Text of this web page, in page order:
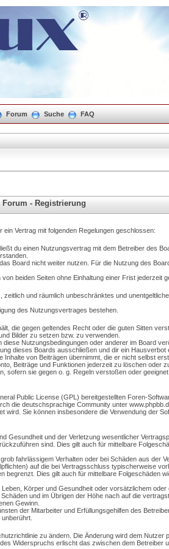
Forum Suche FAQ
Forum - Registrierung
Vertrag mit folgenden Regelungen geschlossen:
du einen Nutzungsvertrag mit dem Betreiber des
Board nicht weiter nutzen. Für die Nutzung des
beiden Seiten ohne Einhaltung einer Frist jederzeit
und räumlich unbeschränktes und
des Nutzungsvertrages bestehen.
die gegen geltendes Recht oder die guten Sitten
Bilder zu setzen bzw. zu verwenden.
Nutzungsbedingungen oder anderer im Board
dieses Boards ausschließen und dir ein Hausverbot
von Beiträgen übernimmt, die er nicht selbst
Beiträge und Funktionen jederzeit zu löschen oder
sofern sie gegen o. g. Regeln verstoßen oder
Public License (GPL) bereitgestellten Foren-
die deutschsprachige Community unter
wird. Sie können insbesondere die Verwendung der
Gesundheit und der Verletzung wesentlicher
sind. Dies gilt auch für mittelbare
fahrlässigem Verhalten oder bei Schäden aus der
auf die bei Vertragsschluss typischerweise
Dies gilt auch für mittelbare Folgeschäden
Körper und Gesundheit oder vorsätzlichem oder
und im Übrigen der Höhe nach auf die
Gewinn.
der Mitarbeiter und Erfüllungsgehilfen des
zu ändern. Die Änderung wird dem Nutzer
Widerspruchs erlischt das zwischen dem Betreiber